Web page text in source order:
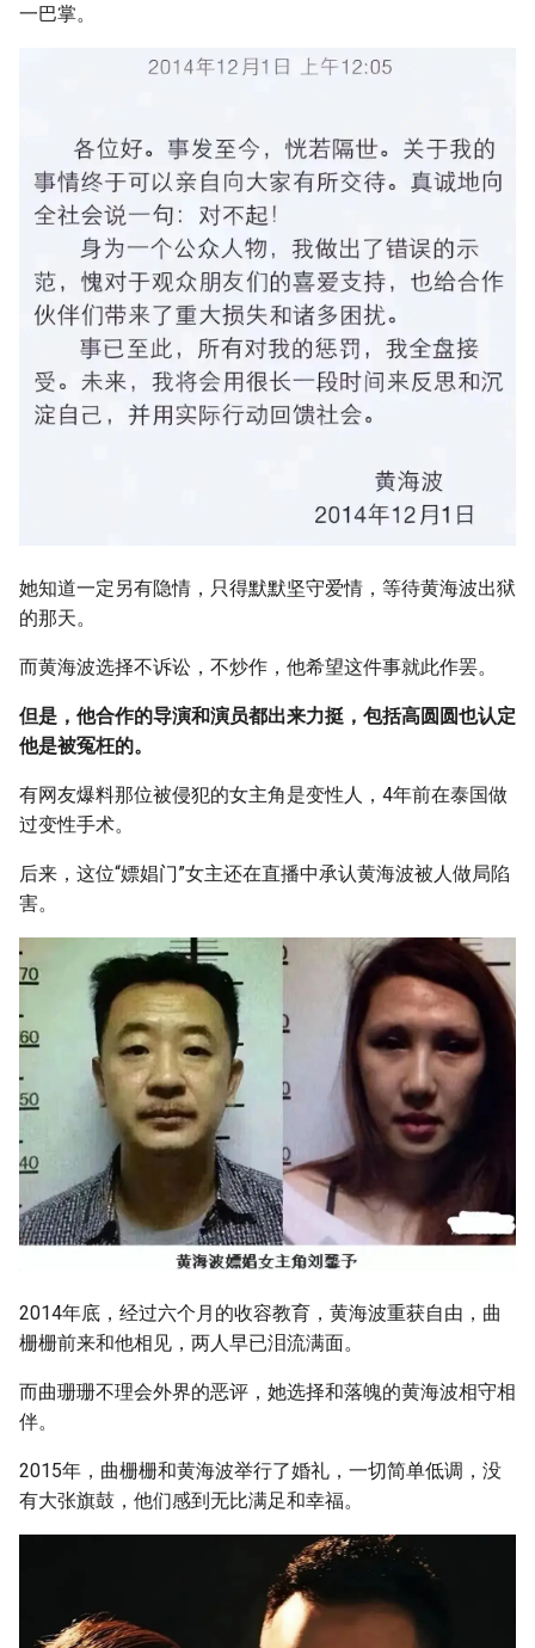
一巴掌。
她知道一定另有隐情，只得默默坚守爱情，等待黄海波出狱
的那天。
而黄海波选择不诉讼，不炒作，他希望这件事就此作罢。
但是，他合作的导演和演员都出来力挺，包括高圆圆也认定
他是被冤枉的。
有网友爆料那位被侵犯的女主角是变性人，4年前在泰国做
过变性手术。
后来，这位“嫖娼门”女主还在直播中承认黄海波被人做局陷
害。
2014年底，经过六个月的收容教育，黄海波重获自由，曲
栅栅前来和他相见，两人早已泪流满面。
而曲珊珊不理会外界的恶评，她选择和落魄的黄海波相守相
伴。
2015年，曲栅栅和黄海波举行了婚礼，一切简单低调，没
有大张旗鼓，他们感到无比满足和幸福。